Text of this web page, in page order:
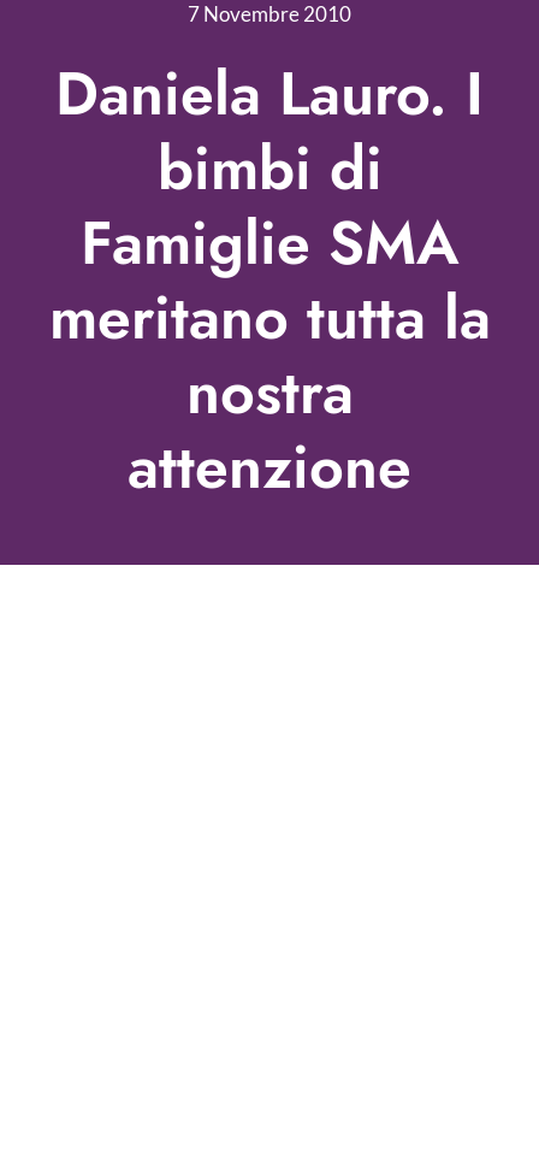
Libri
Fundraising Academy
Multimedia
Come contattarci
7 Novembre 2010
Daniela Lauro. I
bimbi di
Famiglie SMA
meritano tutta la
nostra
attenzione